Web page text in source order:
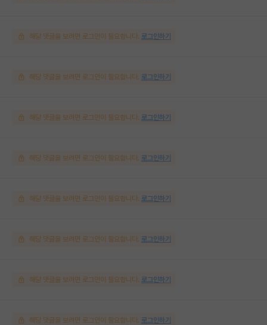
해당 댓글을 보려면 로그인이 필요합니다. 로그인하기
해당 댓글을 보려면 로그인이 필요합니다. 로그인하기
해당 댓글을 보려면 로그인이 필요합니다. 로그인하기
해당 댓글을 보려면 로그인이 필요합니다. 로그인하기
해당 댓글을 보려면 로그인이 필요합니다. 로그인하기
해당 댓글을 보려면 로그인이 필요합니다. 로그인하기
해당 댓글을 보려면 로그인이 필요합니다. 로그인하기
해당 댓글을 보려면 로그인이 필요합니다. 로그인하기